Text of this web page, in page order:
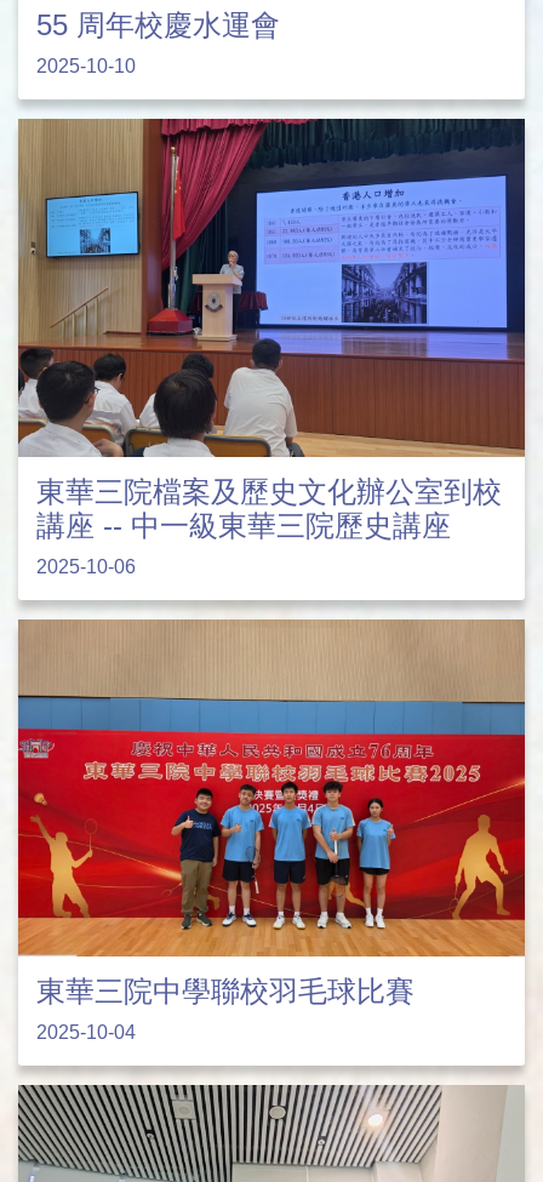
55 周年校慶水運會
2025-10-10
東華三院檔案及歷史文化辦公室到校
講座 -- 中一級東華三院歷史講座
2025-10-06
東華三院中學聯校羽毛球比賽
2025-10-04